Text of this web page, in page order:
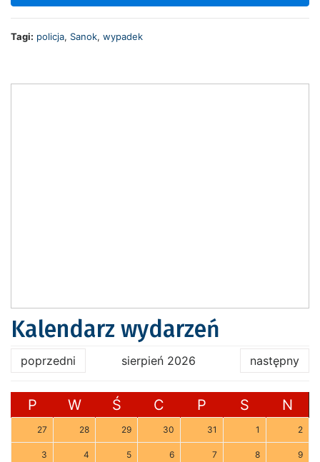
Tagi: policja, Sanok, wypadek
Kalendarz wydarzeń
poprzedni sierpień 2026 następny
P W Ś C P S N
27 28 29 30 31 1 2
3 4 5 6 7 8 9